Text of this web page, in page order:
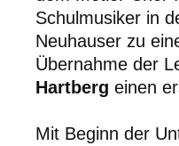
Schulmusiker in
Neuhauser zu
Übernahme der
Hartberg einen
Mit Beginn der